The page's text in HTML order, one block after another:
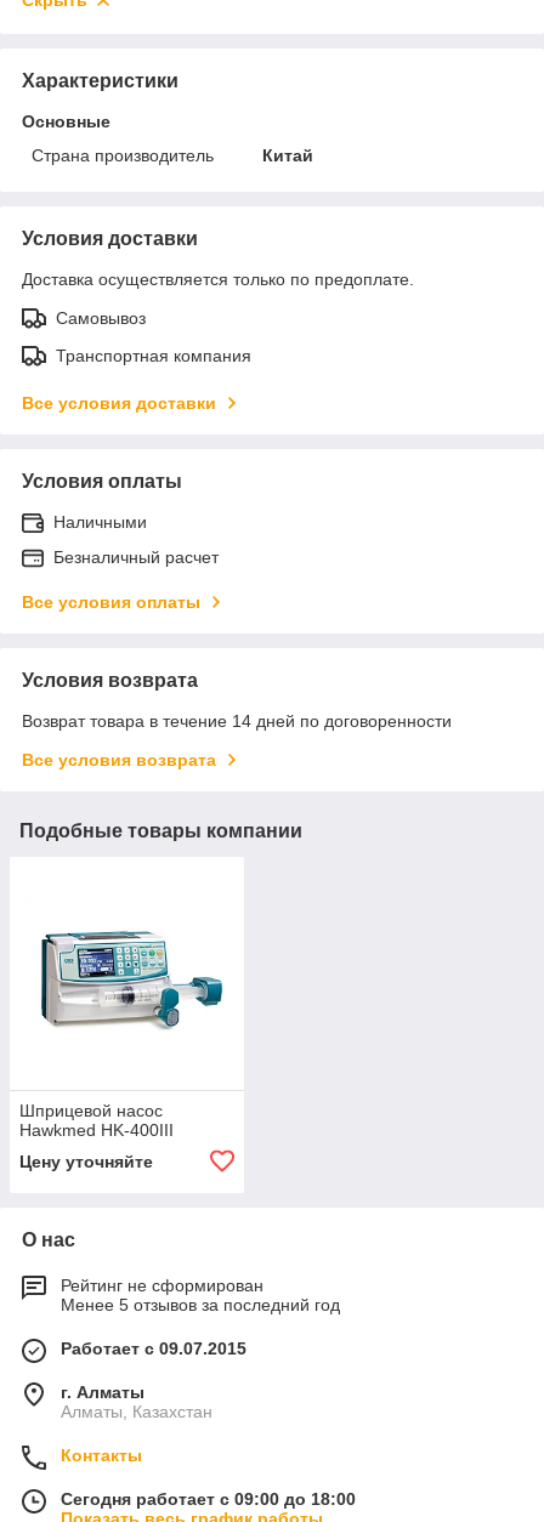
Характеристики
Основные
Страна производитель
Китай
Условия доставки
Доставка осуществляется только по предоплате.
Самовывоз
Транспортная компания
Все условия доставки
Условия оплаты
Наличными
Безналичный расчет
Все условия оплаты
Условия возврата
Возврат товара в течение 14 дней по договоренности
Все условия возврата
Подобные товары компании
Шприцевой насос
Hawkmed HK-400III
Цену уточняйте
О нас
Рейтинг не сформирован
Менее 5 отзывов за последний год
Работает с 09.07.2015
г. Алматы
Алматы, Казахстан
Контакты
Сегодня работает с 09:00 до 18:00